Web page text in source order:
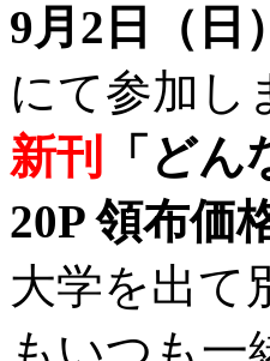
9月2日（日
にて参加し
新刊
「ど
20P 領布価
大学を出て